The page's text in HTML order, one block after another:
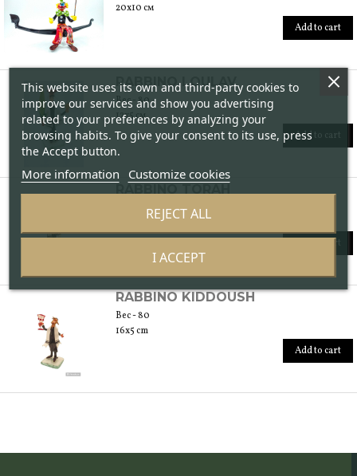
20x10 см
Add to cart
RABBINO LOULAV
Вес - 80
12x5 см
Add to cart
Вес - 80
Add to cart
RABBINO KIDDOUSH
Вес - 80
16x5 cm
Add to cart
This website uses its own and third-party cookies to
improve our services and show you advertising
related to your preferences by analyzing your
browsing habits. To give your consent to its use, press
the Accept button.
More information Customize cookies
REJECT ALL
I ACCEPT